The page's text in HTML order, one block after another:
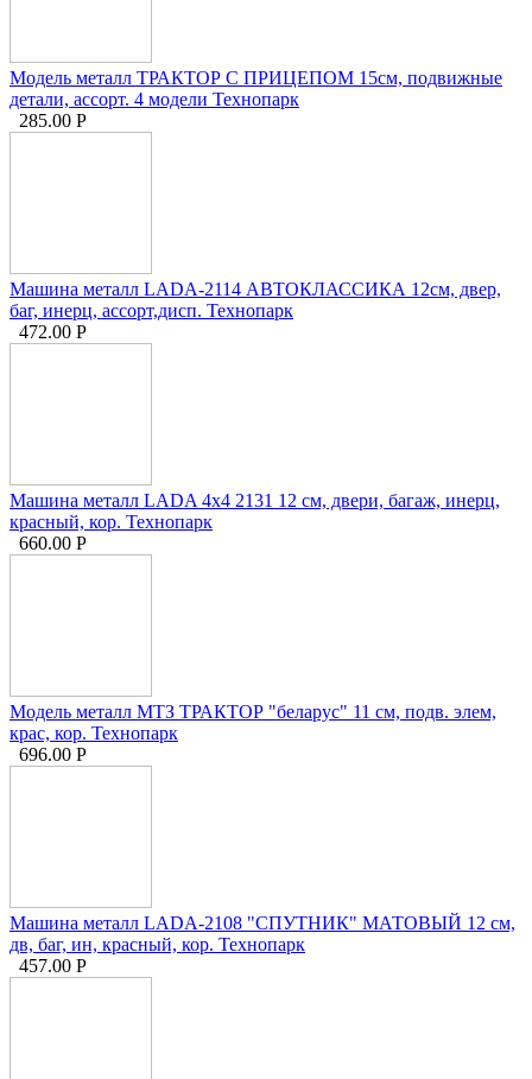
Модель металл ТРАКТОР С ПРИЦЕПОМ 15см, подвижные
детали, ассорт. 4 модели Технопарк
285.00 Р
Машина металл LADA-2114 АВТОКЛАССИКА 12см, двер,
баг, инерц, ассорт,дисп. Технопарк
472.00 Р
Машина металл LADA 4x4 2131 12 см, двери, багаж, инерц,
красный, кор. Технопарк
660.00 Р
Модель металл МТЗ ТРАКТОР "беларус" 11 см, подв. элем,
крас, кор. Технопарк
696.00 Р
Машина металл LADA-2108 "СПУТНИК" МАТОВЫЙ 12 см,
дв, баг, ин, красный, кор. Технопарк
457.00 Р